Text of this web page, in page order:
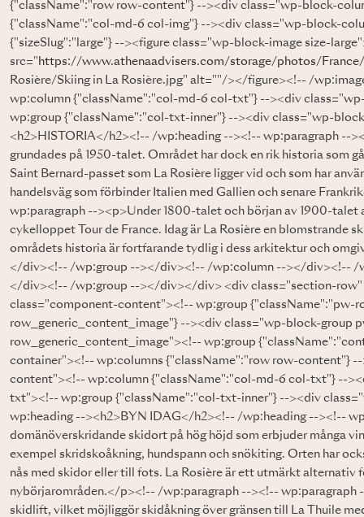
{"className":"row row-content"} --><div class="wp-block-
{"className":"col-md-6 col-img"} --><div class="wp-block-
{"sizeSlug":"large"} --><figure class="wp-block-image size-
src=" https://www.athenaadvisers.com/storage/photos/
Rosière/Skiing in La Rosière.jpg" alt=""/></figure><!-- /
wp:column {"className":"col-md-6 col-txt"} --><div
wp:group {"className":"col-txt-inner"} --><div class="wp-
<h2>HISTORIA</h2><!-- /wp:heading --><!-- wp:paragraph --
grundades på 1950-talet. Området har dock en rik historia som
Saint Bernard-passet som La Rosière ligger vid och som har
handelsväg som förbinder Italien med Gallien och senare
wp:paragraph --><p>Under 1800-talet och början av 1900-talet
cykelloppet Tour de France. Idag är La Rosière en blomstrande
områdets historia är fortfarande tydlig i dess arkitektur och
</div><!-- /wp:group --></div><!-- /wp:column --></div><!-- /
</div><!-- /wp:group --></div></div> <div class="section-
class="component-content"><!-- wp:group {"className":"pw-
row_generic_content_image"} --><div class="wp-block-group
row_generic_content_image"><!-- wp:group
container"><!-- wp:columns {"className":"row row-content"}
content"><!-- wp:column {"className":"col-md-6 col-txt"} --
txt"><!-- wp:group {"className":"col-txt-inner"} --><div
wp:heading --><h2>BYN IDAG</h2><!-- /wp:heading --><!--
domänöverskridande skidort på hög höjd som erbjuder många
exempel skridskoåkning, hundspann och snökiting. Orten har
nås med skidor eller till fots. La Rosière är ett utmärkt alternativ
nybörjarområden.</p><!-- /wp:paragraph --><!-- wp:paragraph
skidlift, vilket möjliggör skidåkning över gränsen till La Thuile